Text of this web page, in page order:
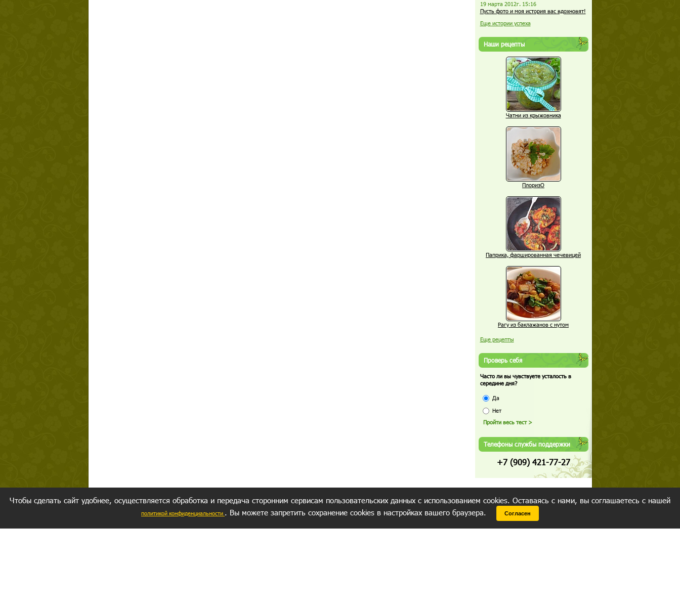
19 марта 2012г. 15:16
Пусть фото и моя история вас вдохновят!
Еще истории успеха
Наши рецепты
Чатни из крыжовника
ПлоризО
Паприка, фаршированная чечевицей
Рагу из баклажанов с нутом
Еще рецепты
Проверь себя
Часто ли вы чувствуете усталость в
середине дня?
Да
Нет
Телефоны службы поддержки
+7 (909) 421-77-27
Чтобы сделать сайт удобнее, осуществляется обработка и передача сторонним сервисам пользовательских данных с использованием cookies. Оставаясь с нами, вы соглашаетесь с нашей
политикой конфиденциальности . Вы можете запретить сохранение cookies в настройках вашего браузера. Согласен